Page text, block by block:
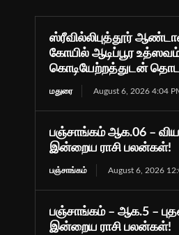
ஸ்ரீவில்லிபுத்தூர்
கோயில் ஆடிப்பூர
கொடியேற்றத்துடன்
மதுரை August 6, 2026 4:04
பஞ்சாங்கம் ஆக.06 –
இன்றைய ராசி பலன்கள்!
பஞ்சாங்கம் August 6, 2026
பஞ்சாங்கம் – ஆக.5 –
இன்றைய ராசி பலன்கள்!